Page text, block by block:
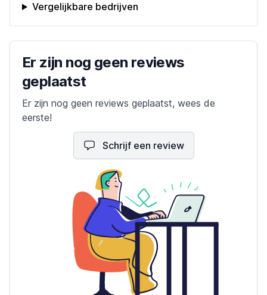
Vergelijkbare bedrijven
Bedrijfs reviews
Er zijn nog geen reviews
geplaatst
Er zijn nog geen reviews geplaatst, wees de
eerste!
Schrijf een review